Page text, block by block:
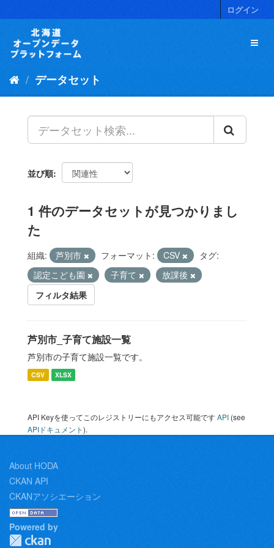
キ
ログイン
データセット
並び順
1 件のデータセットが見つかりまし
た
組織: 芦別市 フォーマット: CSV
タグ:
認定こども園
子育て
放課後
フィルタ結果
芦別市_子育て施設一覧
芦別市の子育て施設一覧です。
CSV XLSX
API Keyを使ってこのレジストリーにもアクセス可能ですAPI (see
APIドキュメント).
About HODA
CKAN API
CKANアソシエーション
Powered by